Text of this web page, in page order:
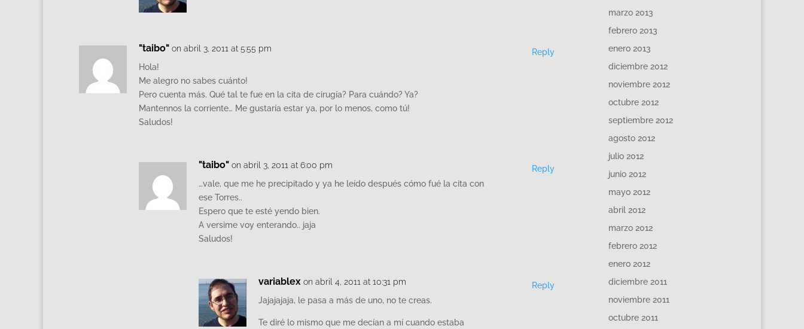
"taibo" on abril 3, 2011 at 5:55 pm
Hola!
Me alegro no sabes cuánto!
Pero cuenta más. Qué tal te fue en la cita de cirugía? Para cuándo? Ya?
Mantennos la corriente… Me gustaría estar ya, por lo menos, como tú!
Saludos!
Reply
"taibo" on abril 3, 2011 at 6:00 pm
…vale, que me he precipitado y ya he leído después cómo fué la cita con
ese Torres..
Espero que te esté yendo bien.
A versime voy enterando.. jaja
Saludos!
Reply
variablex on abril 4, 2011 at 10:31 pm
Jajajajaja, le pasa a más de uno, no te creas.
Te diré lo mismo que me decían a mí cuando estaba
Reply
marzo 2013
febrero 2013
enero 2013
diciembre 2012
noviembre 2012
octubre 2012
septiembre 2012
agosto 2012
julio 2012
junio 2012
mayo 2012
abril 2012
marzo 2012
febrero 2012
enero 2012
diciembre 2011
noviembre 2011
octubre 2011